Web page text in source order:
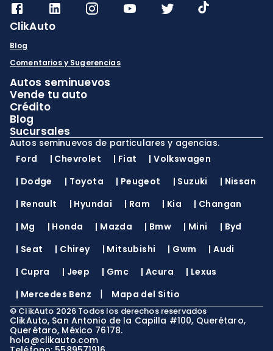
ClikAuto
Blog
Comentarios y Sugerencias
Autos seminuevos
Vende tu auto
Crédito
Blog
Sucursales
Autos seminuevos de particulares y agencias.
Ford
| Chevrolet | Fiat |Volkswagen
| Dodge | Toyota | Peugeot | Suzuki | Nissan
| Renault | Hyundai | Ram | Kia | Changan
| Mg | Honda | Mazda | Bmw | Mini | Byd
| Seat | Chirey | Mitsubishi | Gwm |Audi
| Cupra | Jeep | Gmc |Acura | Lexus
| Mercedes Benz | Mapa del Sitio
© ClikAuto 2026 Todos los derechos reservados
ClikAuto, San Antonio de la Capilla #100, Querétaro,
Querétaro, México 76178.
hola@clikauto.com